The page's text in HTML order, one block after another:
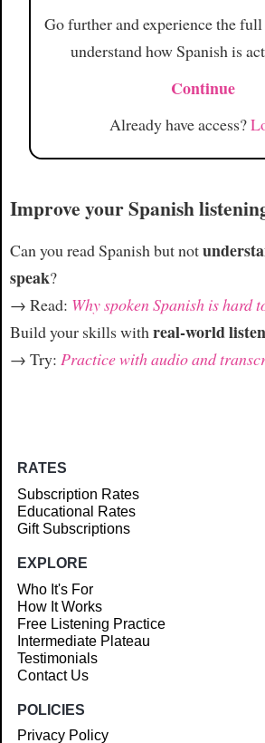
Go further and experience the
understand how Spanish is
Continue
Already have access?
Improve your Spanish
Can you read Spanish but not
speak?
→ Read: Why spoken Spanish is hard
Build your skills with real-world
→ Try: Practice with audio and
RATES
Subscription Rates
Educational Rates
Gift Subscriptions
EXPLORE
Who It's For
How It Works
Free Listening Practice
Intermediate Plateau
Testimonials
Contact Us
POLICIES
Privacy Policy